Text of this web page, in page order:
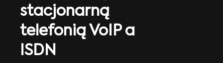
stacjonarną
telefonią VoIP a
ISDN